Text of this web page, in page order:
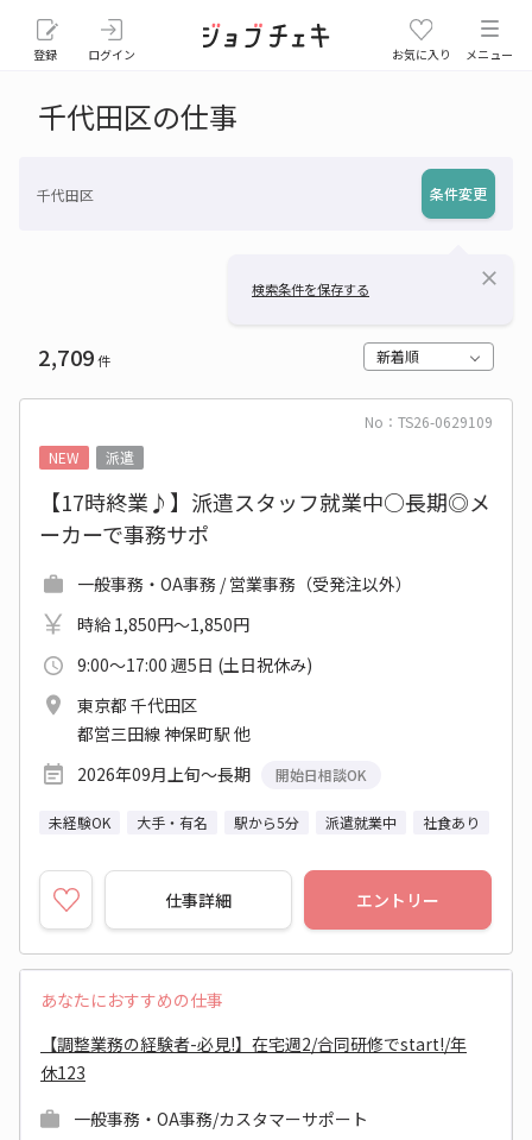
登録 ログイン お気に入り メニュー
千代田区の仕事
千代田区 条件変更
検索条件を保存する close
2,709件 新着順
No：TS26-0629109
NEW
派遣
【17時終業♪】派遣スタッフ就業中○長期◎メ
ーカーで事務サポ
一般事務・OA事務 / 営業事務（受発注以外）
時給 1,850円～1,850円
9:00～17:00 週5日 (土日祝休み)
東京都 千代田区
都営三田線 神保町駅 他
2026年09月上旬～長期
開始日相談OK
未経験OK 大手・有名 駅から5分 派遣就業中 社食あり
仕事詳細 エントリー
あなたにおすすめの仕事
【調整業務の経験者-必見!】在宅週2/合同研修でstart!/年
休123
一般事務・OA事務/カスタマーサポート